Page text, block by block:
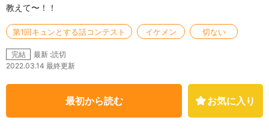
教えて〜！！
第1回キュンとする話コンテスト イケメン 切ない
完結
最新 :読切
2022.03.14 最終更新
最初から読む お気に入り